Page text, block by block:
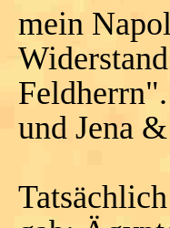
mein
und Jena